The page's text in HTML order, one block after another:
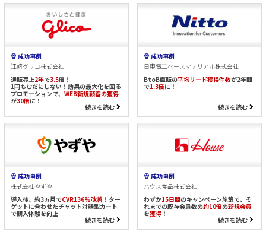
成功事例
江崎グリコ株式会社
通販売上2年で3.5倍！
1円もむだにしない！効果の最大化を図る
プロモーションで、WEB新規顧客の獲得
が30倍に！
続きを読む
成功事例
日東電工ベースマテリアル株式会社
BtoB直販の平均リード獲得件数が2年間
で1.3倍に！
続きを読む
成功事例
株式会社やずや
導入後、約3ヵ月でCVR136%改善！ ター
ゲットに合わせたチャット対話型カート
で購入体験を向上
続きを読む
成功事例
ハウス食品株式会社
わずか15日間のキャンペーン施策で、そ
れまでの既存会員数の約10倍の新規会員
を獲得！
続きを読む